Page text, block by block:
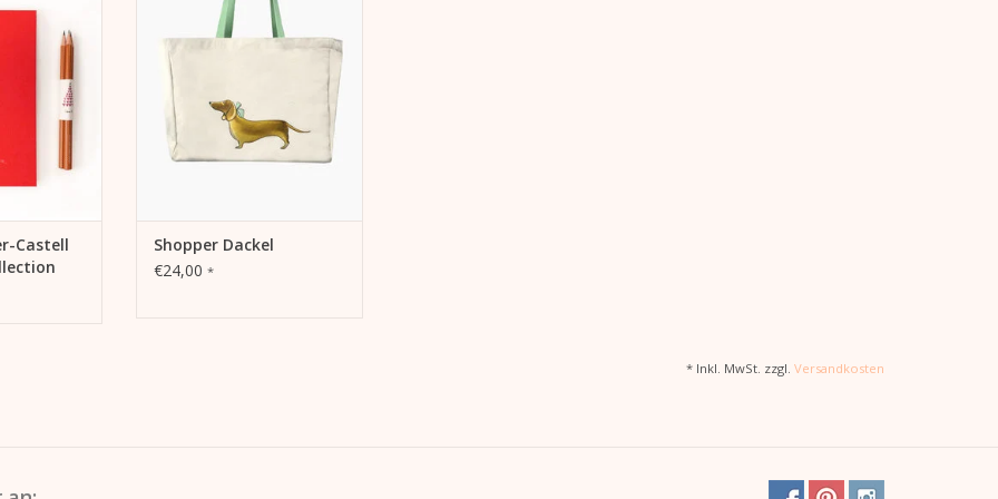
India Red
Bleistifte
HINZUFÜGEN
Castell
Als Shopper, Handtasche,
Beachbag, ...
ZUM WARENKORB HINZUFÜGEN
Shopper Dackel
€24,00 *
* Inkl. MwSt. zzgl. Versandkosten